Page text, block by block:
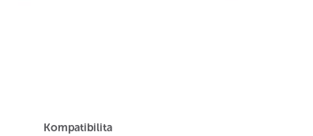
Kompatibilita